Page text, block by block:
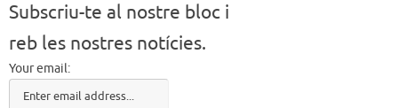
Subscriu-te al nostre bloc i
reb les nostres notícies.
Your email: